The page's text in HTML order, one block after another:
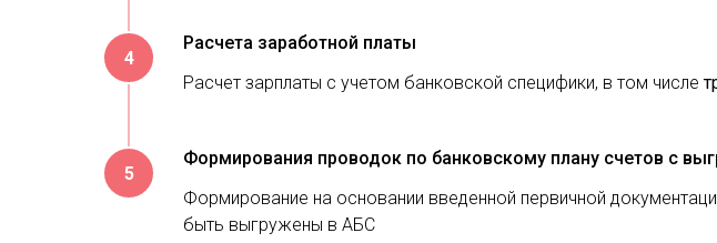
Расчета заработной платы
Расчет зарплаты с учетом банковской специфики, в том числе
Формирования проводок по банковскому плану счетов с
Формирование на основании введенной первичной
быть выгружены в АБС